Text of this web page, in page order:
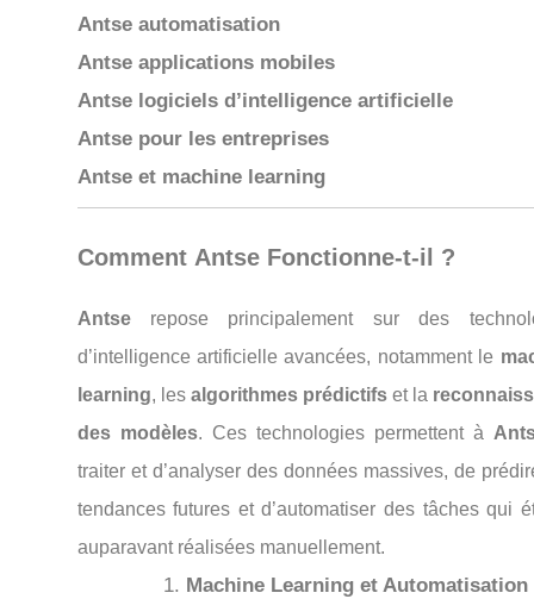
Antse automatisation
Antse applications mobiles
Antse logiciels d’intelligence artificielle
Antse pour les entreprises
Antse et machine learning
Comment AntseFonctionne-t-il ?
Antserepose principalement sur des
d’intelligence artificielle avancées, notamment le
learning, les algorithmes prédictifset la
des modèles. Ces technologies permettent à
traiter et d’analyser des données massives, de
tendances futures et d’automatiser des tâches qui
auparavant réalisées manuellement.
Machine Learning et Automatisation